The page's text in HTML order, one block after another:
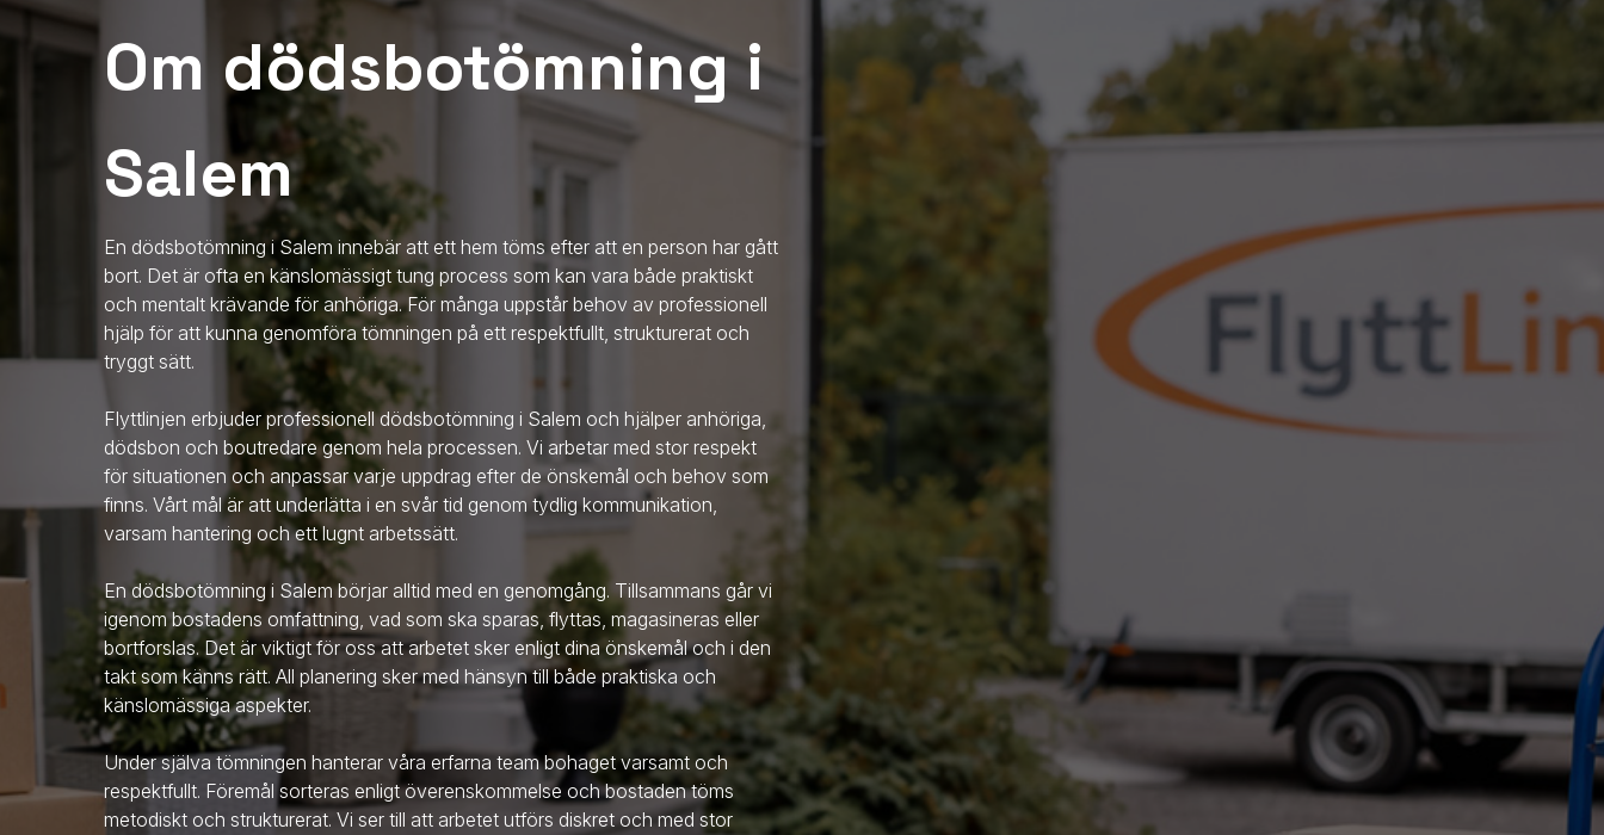
Om dödsbotömning i
Salem
En dödsbotömning i Salem innebär att ett hem töms efter att en person har gått
bort. Det är ofta en känslomässigt tung process som kan vara både praktiskt
och mentalt krävande för anhöriga. För många uppstår behov av professionell
hjälp för att kunna genomföra tömningen på ett respektfullt, strukturerat och
tryggt sätt.
Flyttlinjen erbjuder professionell dödsbotömning i Salem och hjälper anhöriga,
dödsbon och boutredare genom hela processen. Vi arbetar med stor respekt
för situationen och anpassar varje uppdrag efter de önskemål och behov som
finns. Vårt mål är att underlätta i en svår tid genom tydlig kommunikation,
varsam hantering och ett lugnt arbetssätt.
En dödsbotömning i Salembörjar alltid med en genomgång. Tillsammans går vi
igenom bostadens omfattning, vad som ska sparas, flyttas, magasineras eller
bortforslas. Det är viktigt för oss att arbetet sker enligt dina önskemål och i den
takt som känns rätt. All planering sker med hänsyn till både praktiska och
känslomässiga aspekter.
Under själva tömningen hanterar våra erfarna team bohaget varsamt och
respektfullt. Föremål sorteras enligt överenskommelse och bostaden töms
metodiskt och strukturerat. Vi ser till att arbetet utförs diskret och med stor